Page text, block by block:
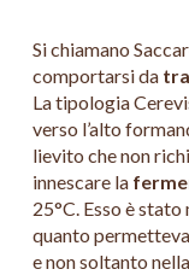
Si chiamano
comportarsi da
La tipologia
verso l’alto
lievito che non
innescare la
25°C. Esso è
quanto
e non soltanto